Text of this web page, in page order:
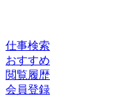
仕事検索
おすすめ
閲覧履歴
会員登録